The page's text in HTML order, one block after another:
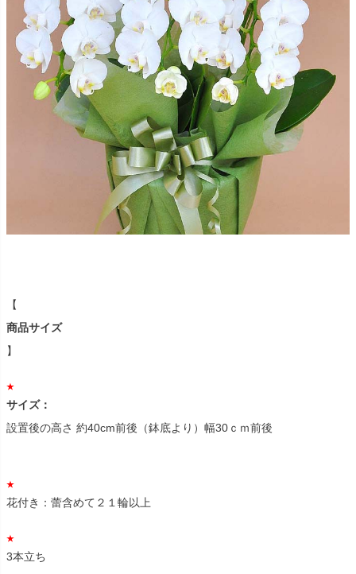
【
商品サイズ
】
サイズ：
設置後の高さ 約40cm前後（鉢底より）幅30ｃｍ前後
花付き：蕾含めて２１輪以上
3本立ち